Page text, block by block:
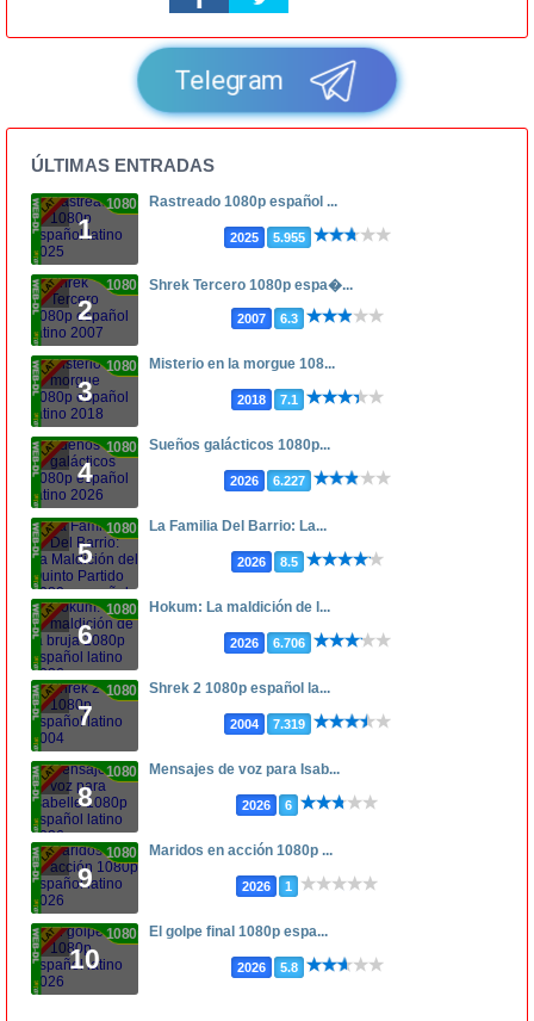
Telegram
ÚLTIMAS ENTRADAS
1
1080p Rastreado 1080p español ...
2025 5.955
2
1080p Shrek Tercero 1080p espa�...
2007 6.3
3
1080p Misterio en la morgue 108...
2018 7.1
4
1080p Sueños galácticos 1080p...
2026 6.227
5
1080p La Familia Del Barrio: La...
2026 8.5
6
1080p Hokum: La maldición de l...
2026 6.706
7
1080p Shrek 2 1080p español la...
2004 7.319
8
1080p Mensajes de voz para Isab...
2026 6
9
1080p Maridos en acción 1080p ...
2026 1
10
1080p El golpe final 1080p espa...
2026 5.8